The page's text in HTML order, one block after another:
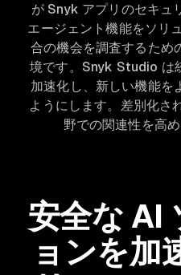
が Snyk アプリのセキュ
エージェント機能をソリ
合の機会を調査するため
境です。Snyk Studio は
加速化し、新しい機能を
ようにします。差別化さ
野での関連性を高
安全な AI
ョンを加